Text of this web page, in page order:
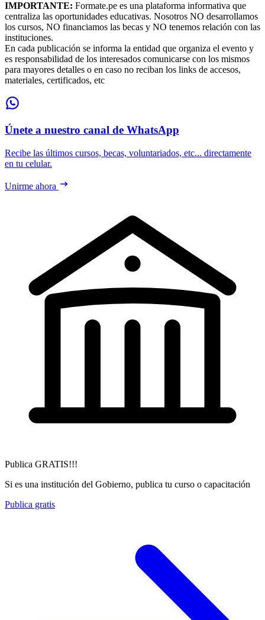
IMPORTANTE: Formate.pe es una plataforma informativa que
centraliza las oportunidades educativas. Nosotros NO desarrollamos
los cursos, NO financiamos las becas y NO tenemos relación con las
instituciones.
En cada publicación se informa la entidad que organiza el evento y
es responsabilidad de los interesados comunicarse con los mismos
para mayores detalles o en caso no reciban los links de accesos,
materiales, certificados, etc
Únete a nuestro canal de WhatsApp
Recibe las últimos cursos, becas, voluntariados, etc... directamente
en tu celular.
Unirme ahora
Publica GRATIS!!!
Si es una institución del Gobierno, publica tu curso o capacitación
Publica gratis